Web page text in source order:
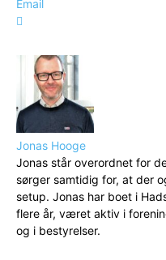
Email
Jonas Hooge
Jonas står overordnet for
sørger samtidig for, at der
setup. Jonas har boet i
flere år, været aktiv i
og i bestyrelser.